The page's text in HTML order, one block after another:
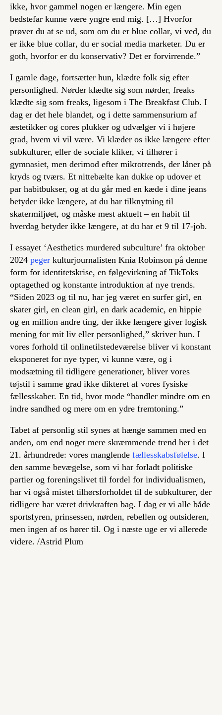
ikke, hvor gammel nogen er længere. Min egen
bedstefar kunne være yngre end mig. […] Hvorfor
prøver du at se ud, som om du er blue collar, vi ved, du
er ikke blue collar, du er social media marketer. Du er
goth, hvorfor er du konservativ? Det er forvirrende.”
I gamle dage, fortsætter hun, klædte folk sig efter
personlighed. Nørder klædte sig som nørder, freaks
klædte sig som freaks, ligesom i The Breakfast Club. I
dag er det hele blandet, og i dette sammensurium af
æstetikker og cores plukker og udvælger vi i højere
grad, hvem vi vil være. Vi klæder os ikke længere efter
subkulturer, eller de sociale kliker, vi tilhører i
gymnasiet, men derimod efter mikrotrends, der låner på
kryds og tværs. Et nittebælte kan dukke op udover et
par habitbukser, og at du går med en kæde i dine jeans
betyder ikke længere, at du har tilknytning til
skatermiljøet, og måske mest aktuelt – en habit til
hverdag betyder ikke længere, at du har et 9 til 17-job.
I essayet ‘Aesthetics murdered subculture’ fra oktober
2024 peger kulturjournalisten Knia Robinson på denne
form for identitetskrise, en følgevirkning af TikToks
optagethed og konstante introduktion af nye trends.
“Siden 2023 og til nu, har jeg været en surfer girl, en
skater girl, en clean girl, en dark academic, en hippie
og en million andre ting, der ikke længere giver logisk
mening for mit liv eller personlighed,” skriver hun. I
vores forhold til onlinetilstedeværelse bliver vi konstant
eksponeret for nye typer, vi kunne være, og i
modsætning til tidligere generationer, bliver vores
tøjstil i samme grad ikke dikteret af vores fysiske
fællesskaber. En tid, hvor mode “handler mindre om en
indre sandhed og mere om en ydre fremtoning.”
Tabet af personlig stil synes at hænge sammen med en
anden, om end noget mere skræmmende trend her i det
21. århundrede: vores manglende fællesskabsfølelse. I
den samme bevægelse, som vi har forladt politiske
partier og foreningslivet til fordel for individualismen,
har vi også mistet tilhørsforholdet til de subkulturer, der
tidligere har været drivkraften bag. I dag er vi alle både
sportsfyren, prinsessen, nørden, rebellen og outsideren,
men ingen af os hører til. Og i næste uge er vi allerede
videre. /Astrid Plum